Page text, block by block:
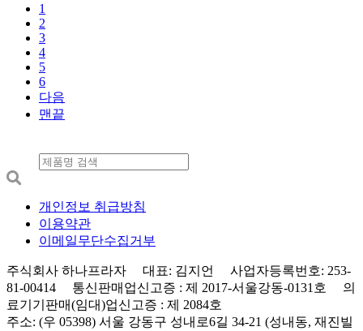
1
2
3
4
5
6
다음
맨끝
개인정보 취급방침
이용약관
이메일무단수집거부
주식회사 하나프라자 대표: 김지언 사업자등록번호: 253-
81-00414 통신판매업신고증 : 제 2017-서울강동-0131호 의
료기기판매(임대)업신고증 : 제 2084호
주소: (우 05398) 서울 강동구 성내로6길 34-21 (성내동, 재진빌